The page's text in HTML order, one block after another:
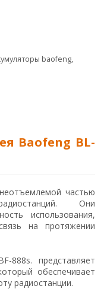
baofeng,
Baofeng BL-
частью
Они
использования,
на протяжении
888s. представляет
обеспечивает
радиостанции.